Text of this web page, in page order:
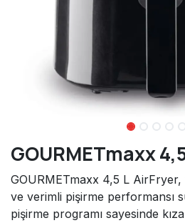
GOURMETmaxx
GOURMETmaxx 4,5 L AirFryer,
ve verimli pişirme performansı
pişirme programı sayesinde